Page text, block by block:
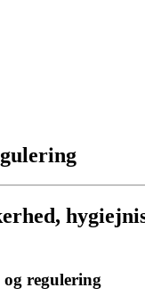
regulering